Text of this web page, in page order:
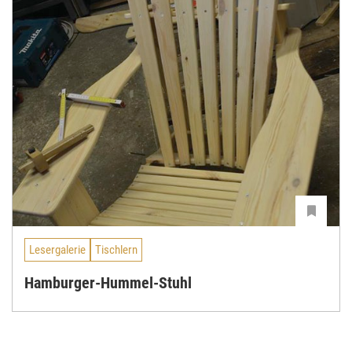
Lesergalerie Tischlern
Hamburger-Hummel-Stuhl